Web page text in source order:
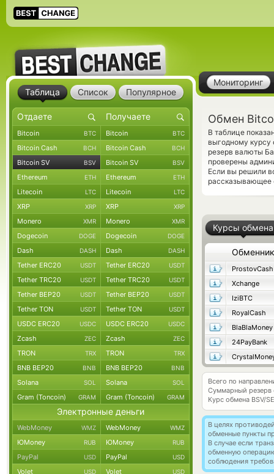
Мониторинг
Обмен
В таблице
выгодному
резерв валюты
проверены
Если вы решили
рассказывающее
Курсы обмена
Обменник
ProstovCash
Xchange
IziBTC
RoyalCash
BlaBlaMoney
24PayBank
Всего по
Суммарный резерв
Курс обмена BSV/
В целях
обменные пункты
В случае если
обменную
соблюдения
Таблица Список Популярное
Bitcoin BTC Bitcoin BTC
Bitcoin Cash BCH Bitcoin Cash BCH
Bitcoin SV BSV Bitcoin SV BSV
Ethereum ETH Ethereum ETH
Litecoin LTC Litecoin LTC
XRP XRP XRP XRP
Monero XMR Monero XMR
Dogecoin DOGE Dogecoin DOGE
Dash DASH Dash DASH
Tether ERC20 USDT Tether ERC20 USDT
Tether TRC20 USDT Tether TRC20 USDT
Tether BEP20 USDT Tether BEP20 USDT
Tether TON USDT Tether TON USDT
USDC ERC20 USDC USDC ERC20 USDC
Zcash ZEC Zcash ZEC
TRON TRX TRON TRX
BNB BEP20 BNB BNB BEP20 BNB
Solana SOL Solana SOL
Gram (Toncoin) GRAM Gram (Toncoin) GRAM
Электронные деньги
WebMoney WMZ WebMoney WMZ
ЮMoney RUB ЮMoney RUB
PayPal USD PayPal USD
Volet USD Volet USD